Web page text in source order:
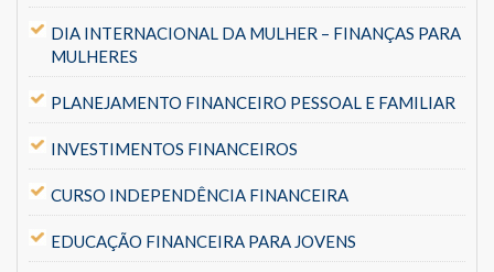
DIA INTERNACIONAL DA MULHER – FINANÇAS PARA
MULHERES
PLANEJAMENTO FINANCEIRO PESSOAL E FAMILIAR
INVESTIMENTOS FINANCEIROS
CURSO INDEPENDÊNCIA FINANCEIRA
EDUCAÇÃO FINANCEIRA PARA JOVENS